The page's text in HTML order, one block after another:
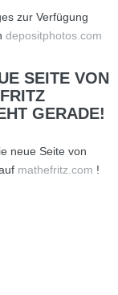
zur Verfügung
depositphotos.com
SEITE VON
GERADE!
neue Seite von
mathefritz.com !